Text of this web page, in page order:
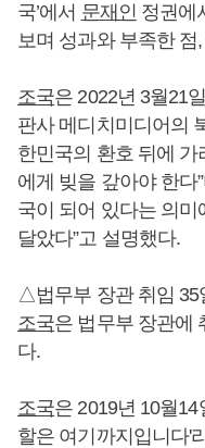
국’에서 문재인 정권에
보며 성과와 부족한
조국은 2022년 3월21
판사 메디치미디어의
한민국의 환호 뒤에
에게 빚을 갚아야 한다
국이 되어 있다는 의미
달았다”고 설명했다.
△법무부 장관 취임 35
조국은 법무부 장관에
다.
조국은 2019년 10월
할은 여기까지입니다'